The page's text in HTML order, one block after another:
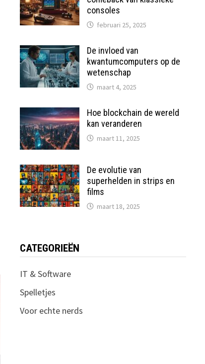
consoles
februari 25, 2025
De invloed van
kwantumcomputers op de
wetenschap
maart 4, 2025
Hoe blockchain de wereld
kan veranderen
maart 11, 2025
De evolutie van
superhelden in strips en
films
maart 18, 2025
CATEGORIEËN
IT & Software
Spelletjes
Voor echte nerds